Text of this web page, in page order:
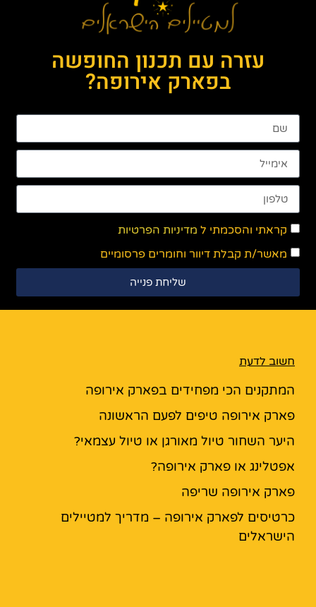
עזרה עם תכנון החופשה
בפארק אירופה?
קראתי והסכמתי ל מדיניות הפרטיות
מאשר/ת קבלת דיוור וחומרים פרסומיים
שליחת פנייה
חשוב לדעת
המתקנים הכי מפחידים בפארק אירופה
פארק אירופה טיפים לפעם הראשונה
היער השחור טיול מאורגן או טיול עצמאי?
אפטלינג או פארק אירופה?
פארק אירופה שריפה
כרטיסים לפארק אירופה – מדריך למטיילים
הישראלים